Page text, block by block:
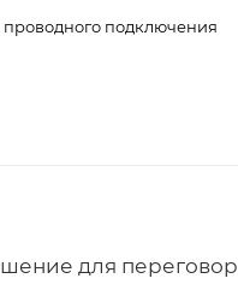
подключения
для